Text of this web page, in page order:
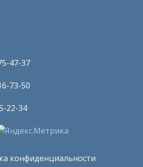
47-37
73-50
22-34
конфиденциальности